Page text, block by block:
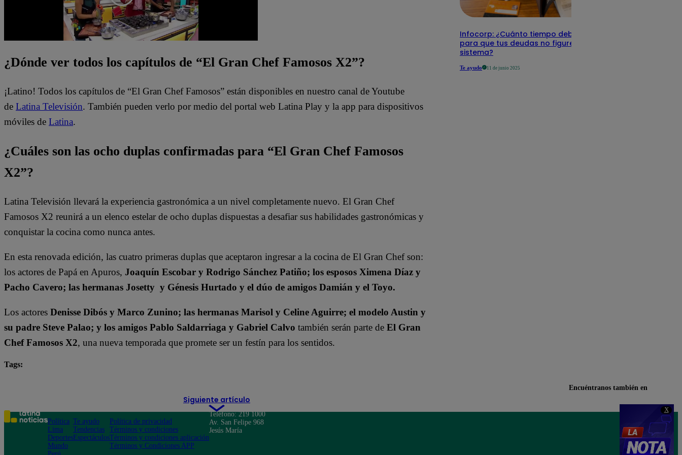
X
¿Dónde ver todos los capítulos de “El Gran Chef Famosos X2”?
¡Latino! Todos los capítulos de “El Gran Chef Famosos” están disponibles en nuestro canal de Youtube
de Latina Televisión. También pueden verlo por medio del portal web Latina Play y la app para dispositivos
móviles de Latina.
¿Cuáles son las ocho duplas confirmadas para “El Gran Chef Famosos
X2”?
Latina Televisión llevará la experiencia gastronómica a un nivel completamente nuevo. El Gran Chef
Famosos X2 reunirá a un elenco estelar de ocho duplas dispuestas a desafiar sus habilidades gastronómicas y
conquistar la cocina como nunca antes.
En esta renovada edición, las cuatro primeras duplas que aceptaron ingresar a la cocina de El Gran Chef son:
los actores de Papá en Apuros, Joaquín Escobar y Rodrigo Sánchez Patiño; los esposos Ximena Díaz y
Pacho Cavero; las hermanas Josetty y Génesis Hurtado y el dúo de amigos Damián y el Toyo.
Los actores Denisse Dibós y Marco Zunino; las hermanas Marisol y Celine Aguirre; el modelo Austin y
su padre Steve Palao; y los amigos Pablo Saldarriaga y Gabriel Calvo también serán parte de El Gran
Chef Famosos X2, una nueva temporada que promete ser un festín para los sentidos.
Tags:
Siguiente artículo
Infocorp: ¿Cuánto tiempo debe pasar
para que tus deudas no figuren en su
sistema?
Te ayudo 11 de junio 2025
Encuéntranos también en
Política
Lima
Deportes
Mundo
Te ayudo
Tendencias
Espectáculos
Política de privacidad
Términos y condiciones
Términos y condiciones aplicación
Términos y Condiciones APP
Teléfono: 219 1000
Av. San Felipe 968
Jesús María